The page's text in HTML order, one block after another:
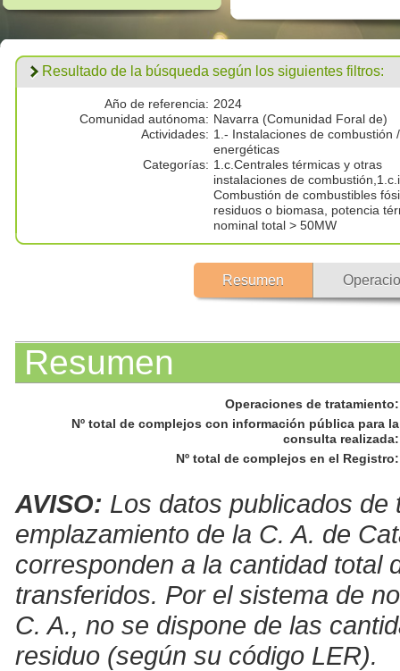
Resultado de la búsqueda según los siguientes filtros:
Año de referencia: 2024
Comunidad autónoma: Navarra (Comunidad Foral de)
Actividades: 1.- Instalaciones de combustión /
energéticas
Categorías: 1.c.Centrales térmicas y otras
instalaciones de
Combustión de combustibles
residuos o biomasa, potencia
nominal total > 50MW
Resumen
Resumen
Operaciones de tratamiento:
Nº total de complejos con información pública para la
consulta realizada:
Nº total de complejos en el Registro:
AVISO: Los datos publicados
emplazamiento de la C. A. de
corresponden a la cantidad total
transferidos. Por el sistema de
C. A., no se dispone de las
residuo (según su código LER).